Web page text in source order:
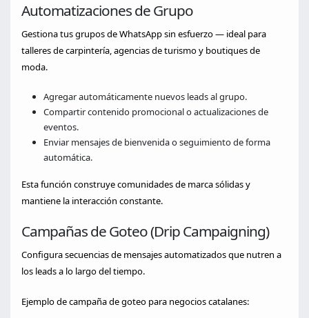
Automatizaciones de Grupo
Gestiona tus grupos de WhatsApp sin esfuerzo — ideal para
talleres de carpintería, agencias de turismo y boutiques de
moda.
Agregar automáticamente nuevos leads al grupo.
Compartir contenido promocional o actualizaciones de
eventos.
Enviar mensajes de bienvenida o seguimiento de forma
automática.
Esta función construye comunidades de marca sólidas y
mantiene la interacción constante.
Campañas de Goteo (Drip Campaigning)
Configura secuencias de mensajes automatizados que nutren a
los leads a lo largo del tiempo.
Ejemplo de campaña de goteo para negocios catalanes: